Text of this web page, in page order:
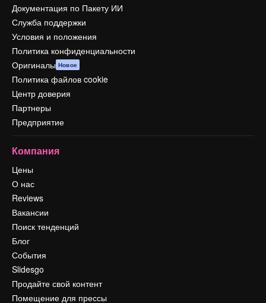
Документация по Пакету ИИ
Служба поддержки
Условия и положения
Политика конфиденциальности
Оригиналы Новое
Политика файлов cookie
Центр доверия
Партнеры
Предприятие
Компания
Цены
О нас
Reviews
Вакансии
Поиск тенденций
Блог
События
Slidesgo
Продайте свой контент
Помещение для прессы